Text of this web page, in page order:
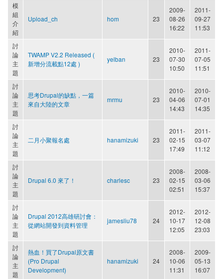
模
組
介
紹
Upload_ch hom 23
2009-
08-26
16:22
2011-
09-27
11:53
討
論
主
題
TWAMP V2.2 Released (
新增分流載點12處 )
yelban 23
2010-
07-30
10:50
2011-
07-05
11:51
討
論
主
題
思考Drupal的缺點，一篇
來自大陸的文章
mrmu 23
2010-
04-06
14:43
2010-
07-01
14:35
討
論
主
題
二月小聚報名處 hanamizuki 23
2011-
02-15
17:49
2011-
03-07
11:12
討
論
主
題
Drupal 6.0 來了！ charlesc 23
2008-
02-15
02:51
2008-
03-06
15:37
討
論
主
題
Drupal 2012高雄研討會：
從網站開發到資料管理
jamesliu78 24
2012-
10-17
12:05
2012-
12-08
23:03
討
論
主
題
熱血！買了Drupal原文書
(Pro Drupal
Development)
hanamizuki 24
2008-
10-06
11:31
2009-
05-13
16:07